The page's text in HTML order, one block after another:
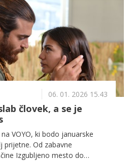
06. 01. 2026 15.43
človek, a se je
VOYO, ki bodo januarske
prijetne. Od zabavne
Izgubljeno mesto do